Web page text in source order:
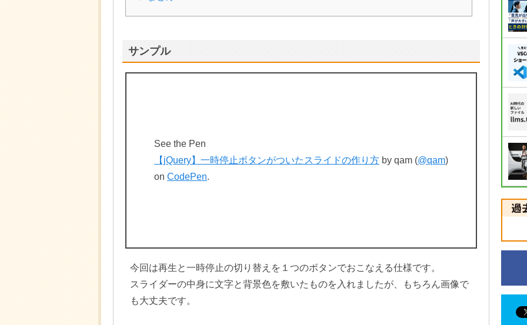
サンプル
See the Pen
【jQuery】一時停止ボタンがついたスライドの作り方 by qam (@qam)
on CodePen.
今回は再生と一時停止の切り替えを１つのボタンでおこなえる仕様です。
スライダーの中身に文字と背景色を敷いたものを入れましたが、もちろん画像で
も大丈夫です。